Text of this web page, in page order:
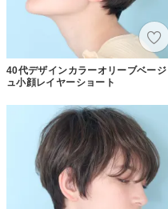
40代デザインカラーオリーブベージ
ュ小顔レイヤーショート